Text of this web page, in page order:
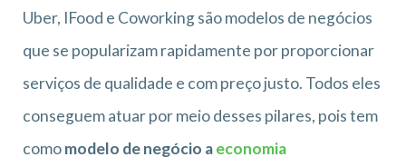
Uber, IFood e Coworking são modelos de negócios
que se popularizam rapidamente por proporcionar
serviços de qualidade e com preço justo. Todos eles
conseguem atuar por meio desses pilares, pois tem
comomodelo de negócio aeconomia